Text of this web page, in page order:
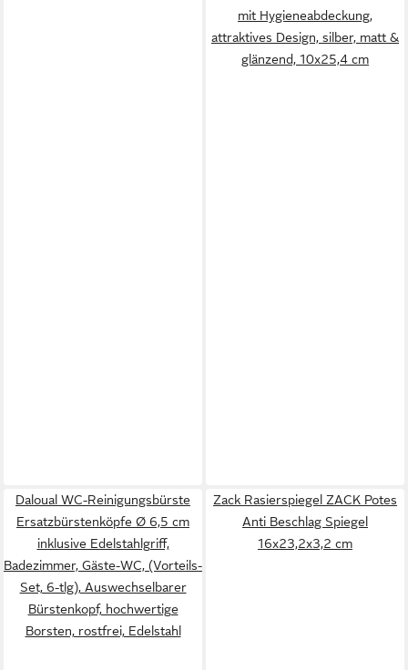
mit Hygieneabdeckung,
attraktives Design, silber, matt &
glänzend, 10x25,4 cm
Daloual WC-Reinigungsbürste
Ersatzbürstenköpfe Ø 6,5 cm
inklusive Edelstahlgriff,
Badezimmer, Gäste-WC, (Vorteils-
Set, 6-tlg), Auswechselbarer
Bürstenkopf, hochwertige
Borsten, rostfrei, Edelstahl
Zack Rasierspiegel ZACK Potes
Anti Beschlag Spiegel
16x23,2x3,2 cm